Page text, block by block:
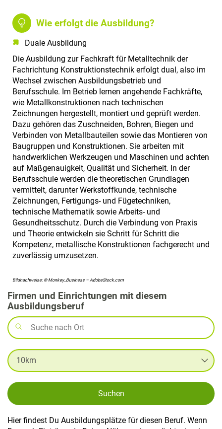
Wie erfolgt die Ausbildung?
Duale Ausbildung
Die Ausbildung zur Fachkraft für Metalltechnik der
Fachrichtung Konstruktionstechnik erfolgt dual, also im
Wechsel zwischen Ausbildungsbetrieb und
Berufsschule. Im Betrieb lernen angehende Fachkräfte,
wie Metallkonstruktionen nach technischen
Zeichnungen hergestellt, montiert und geprüft werden.
Dazu gehören das Zuschneiden, Bohren, Biegen und
Verbinden von Metallbauteilen sowie das Montieren von
Baugruppen und Konstruktionen. Sie arbeiten mit
handwerklichen Werkzeugen und Maschinen und achten
auf Maßgenauigkeit, Qualität und Sicherheit. In der
Berufsschule werden die theoretischen Grundlagen
vermittelt, darunter Werkstoffkunde, technische
Zeichnungen, Fertigungs- und Fügetechniken,
technische Mathematik sowie Arbeits- und
Gesundheitsschutz. Durch die Verbindung von Praxis
und Theorie entwickeln sie Schritt für Schritt die
Kompetenz, metallische Konstruktionen fachgerecht und
zuverlässig umzusetzen.
Bildnachweise: © Monkey_Business – AdobeStock.com
Firmen und Einrichtungen mit diesem
Ausbildungsberuf
Suchen
Hier findest Du Ausbildungsplätze für diesen Beruf. Wenn